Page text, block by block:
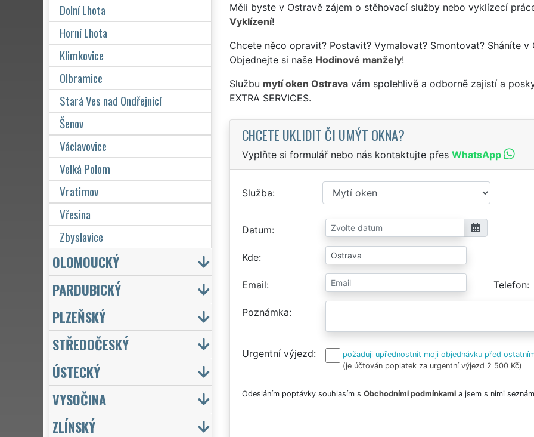
Měli byste v Ostravě zájem o stěhovací služby nebo vyklízecí
Vyklízení!
Chcete něco opravit? Postavit? Vymalovat? Smontovat? Sháníte
Objednejte si naše Hodinové manžely!
Službu mytí oken Ostravavám spolehlivě a odborně zajistí a
EXTRA SERVICES.
CHCETE UKLIDIT ČI UMÝT OKNA?
Vyplňte si formulář nebo nás kontaktujte přes WhatsApp
Služba
Datum
Kde
Email Telefon
Poznámka
Urgentní výjezd
požaduji upřednostnit moji objednávku před
(je účtován poplatek za urgentní výjezd 2 500 Kč)
Odesláním poptávky souhlasím s Obchodními podmínkamia jsem s nimi
Dolní Lhota
Horní Lhota
Klimkovice
Olbramice
Stará Ves nad Ondřejnicí
Šenov
Václavovice
Velká Polom
Vratimov
Vřesina
Zbyslavice
OLOMOUCKÝ
PARDUBICKÝ
PLZEŇSKÝ
STŘEDOČESKÝ
ÚSTECKÝ
VYSOČINA
ZLÍNSKÝ